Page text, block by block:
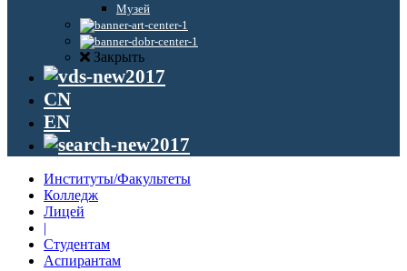
Музей
Закрыть
CN
EN
Институты/Факультеты
Колледж
Лицей
|
Студентам
Аспирантам